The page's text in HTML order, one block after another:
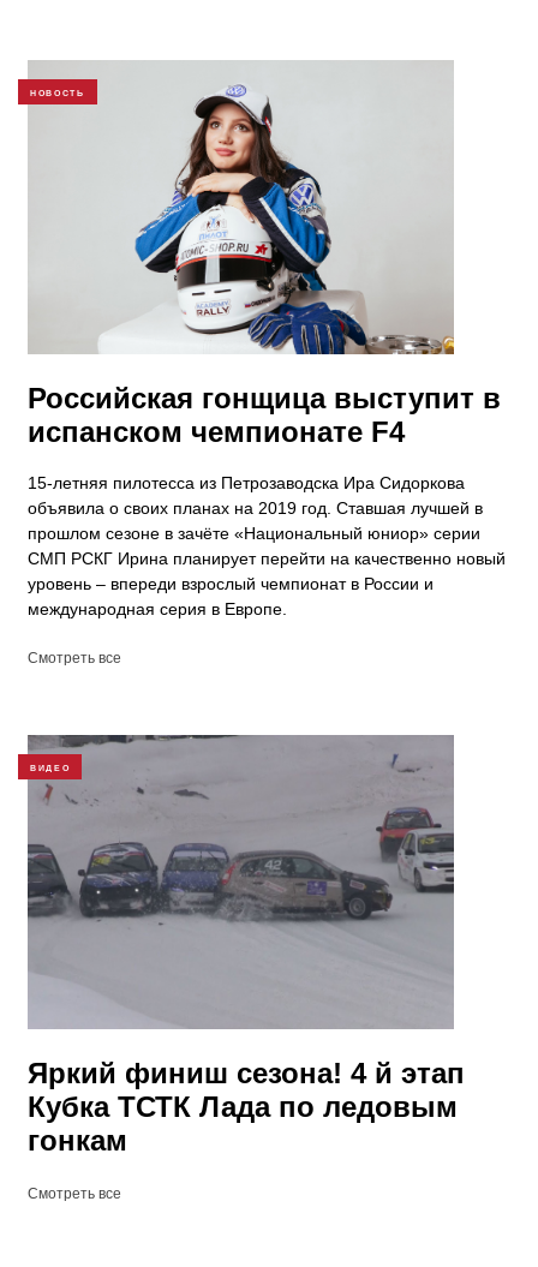
НОВОСТЬ
Российская гонщица выступит в
испанском чемпионате F4
15-летняя пилотесса из Петрозаводска Ира Сидоркова
объявила о своих планах на 2019 год. Ставшая лучшей в
прошлом сезоне в зачёте «Национальный юниор» серии
СМП РСКГ Ирина планирует перейти на качественно новый
уровень – впереди взрослый чемпионат в России и
международная серия в Европе.
Смотреть все
ВИДЕО
Яркий финиш сезона! 4 й этап
Кубка ТСТК Лада по ледовым
гонкам
Смотреть все